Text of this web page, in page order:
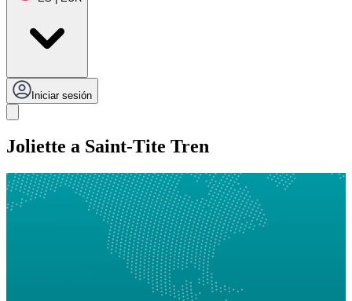
Iniciar sesión
Joliette a Saint-Tite Tren